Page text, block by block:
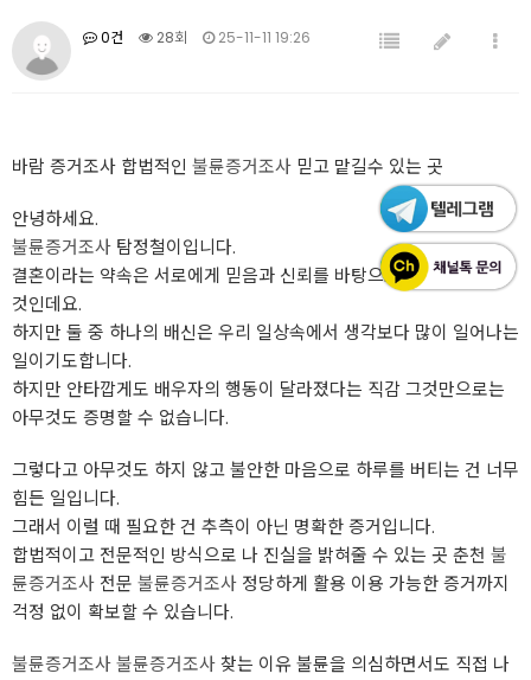
0건 28회 25-11-11 19:26
바람 증거조사 합법적인 불륜증거조사 믿고 맡길수 있는 곳
안녕하세요.
불륜증거조사 탐정철이입니다.
결혼이라는 약속은 서로에게 믿음과 신뢰를 바탕으로 평생을 약속한
것인데요.
하지만 둘 중 하나의 배신은 우리 일상속에서 생각보다 많이 일어나는
일이기도합니다.
하지만 안타깝게도 배우자의 행동이 달라졌다는 직감 그것만으로는
아무것도 증명할 수 없습니다.
그렇다고 아무것도 하지 않고 불안한 마음으로 하루를 버티는 건 너무
힘든 일입니다.
그래서 이럴 때 필요한 건 추측이 아닌 명확한 증거입니다.
합법적이고 전문적인 방식으로 나 진실을 밝혀줄 수 있는 곳 춘천 불
륜증거조사 전문 불륜증거조사 정당하게 활용 이용 가능한 증거까지
걱정 없이 확보할 수 있습니다.
불륜증거조사불륜증거조사찾는 이유 불륜을 의심하면서도 직접 나